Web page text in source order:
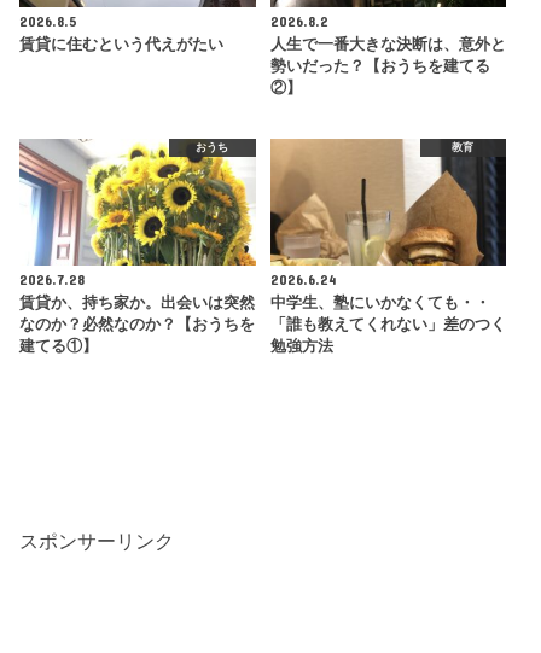
2026.8.5
賃貸に住むという代えがたい
2026.8.2
人生で一番大きな決断は、意外と
勢いだった？【おうちを建てる
②】
おうち
2026.7.28
賃貸か、持ち家か。出会いは突然
なのか？必然なのか？【おうちを
建てる①】
教育
2026.6.24
中学生、塾にいかなくても・・
「誰も教えてくれない」差のつく
勉強方法
スポンサーリンク